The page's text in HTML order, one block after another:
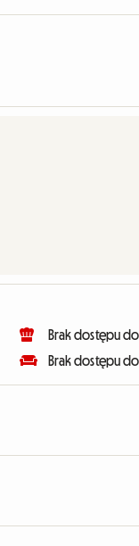
Brak dostępu
Brak dostępu